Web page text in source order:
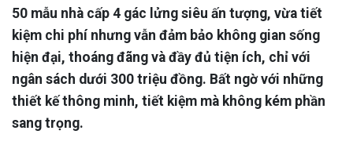
50 mẫu nhà cấp 4 gác lửng siêu ấn tượng, vừa tiết
kiệm chi phí nhưng vẫn đảm bảo không gian sống
hiện đại, thoáng đãng và đầy đủ tiện ích, chỉ với
ngân sách dưới 300 triệu đồng. Bất ngờ với những
thiết kế thông minh, tiết kiệm mà không kém phần
sang trọng.